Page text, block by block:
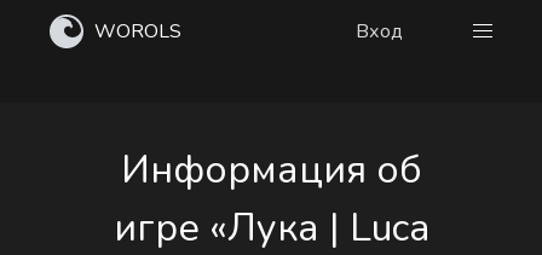
WOROLS Вход
Информация об
игре «Лука | Luca